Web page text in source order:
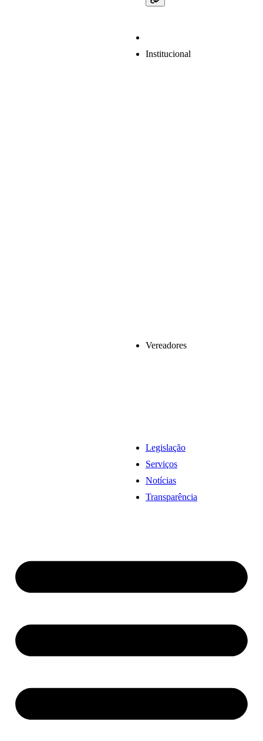
Institucional
Vereadores
Legislação
Serviços
Notícias
Transparência